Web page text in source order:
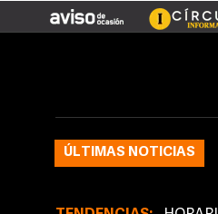
ÚLTIMAS NOTICIAS